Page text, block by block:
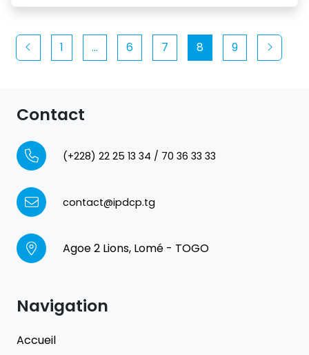
1 … 6 7 8 9
Contact
(+228) 22 25 13 34 / 70 36 33 33
contact@ipdcp.tg
Agoe 2 Lions, Lomé - TOGO
Navigation
Accueil